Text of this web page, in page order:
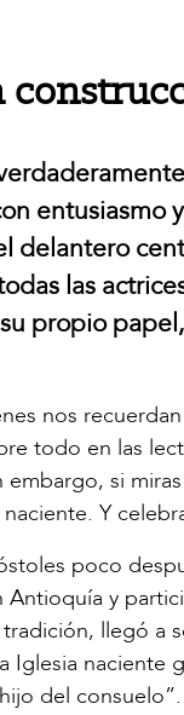
delantero
las
propio
nos
todo en las
embargo, si
Y
poco
Antioquía y
llegó
naciente
del consuelo”.